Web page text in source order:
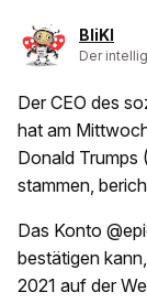
BliKI
Der
Der CEO des
hat am
Donald
stammen,
Das Konto
bestätigen
2021 auf der